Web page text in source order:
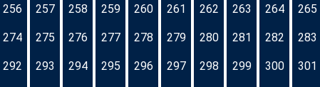
256 257 258 259 260 261 262 263 264 265
274 275 276 277 278 279 280 281 282 283
292 293 294 295 296 297 298 299 300 301